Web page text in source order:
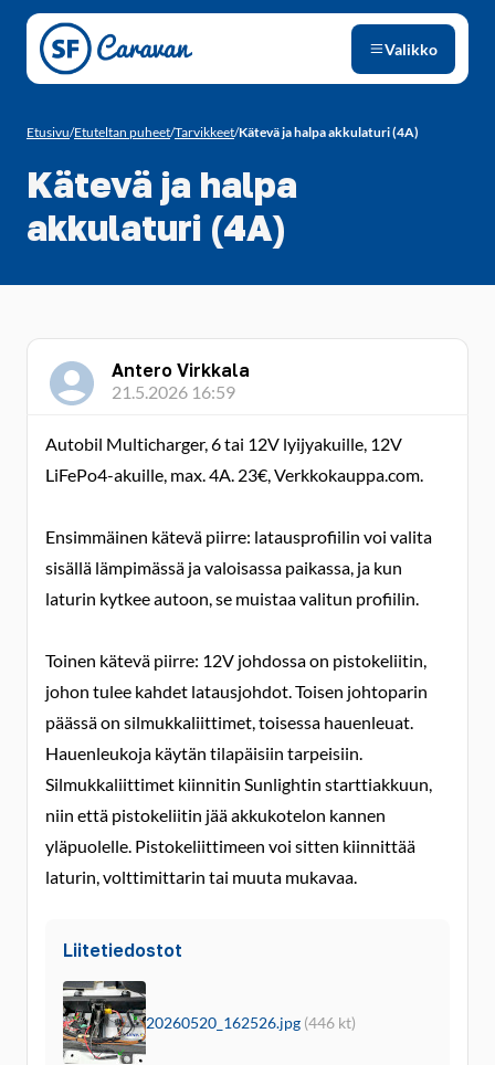
Siirry sivun sisältöön
Valikko
Etusivu/Etuteltan puheet/Tarvikkeet/Kätevä ja halpa akkulaturi (4A)
Kätevä ja halpa
akkulaturi (4A)
Antero Virkkala
21.5.2026 16:59
Autobil Multicharger, 6 tai 12V lyijyakuille, 12V
LiFePo4-akuille, max. 4A. 23€, Verkkokauppa.com.
Ensimmäinen kätevä piirre: latausprofiilin voi valita
sisällä lämpimässä ja valoisassa paikassa, ja kun
laturin kytkee autoon, se muistaa valitun profiilin.
Toinen kätevä piirre: 12V johdossa on pistokeliitin,
johon tulee kahdet latausjohdot. Toisen johtoparin
päässä on silmukkaliittimet, toisessa hauenleuat.
Hauenleukoja käytän tilapäisiin tarpeisiin.
Silmukkaliittimet kiinnitin Sunlightin starttiakkuun,
niin että pistokeliitin jää akkukotelon kannen
yläpuolelle. Pistokeliittimeen voi sitten kiinnittää
laturin, volttimittarin tai muuta mukavaa.
Liitetiedostot
20260520_162526.jpg (446 kt)